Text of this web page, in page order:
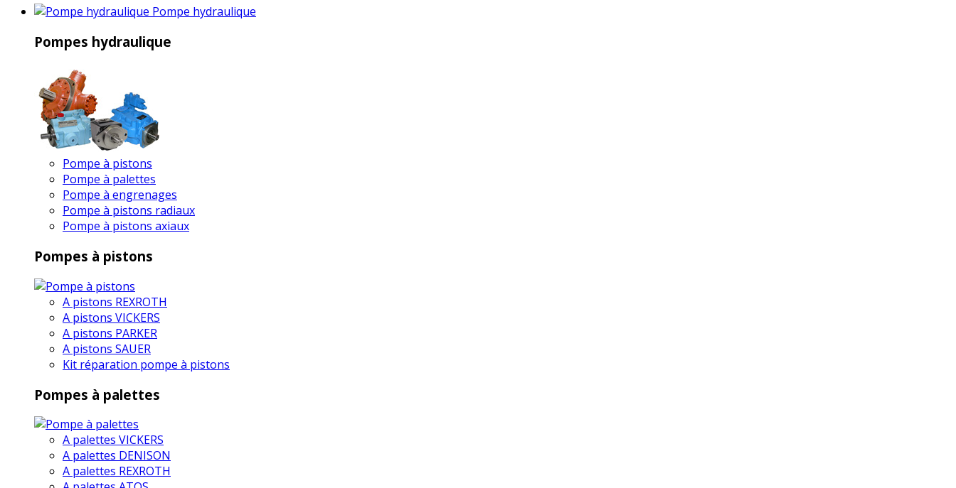
Pompe hydraulique
Pompes hydraulique
Pompe à pistons
Pompe à palettes
Pompe à engrenages
Pompe à pistons radiaux
Pompe à pistons axiaux
Pompes à pistons
A pistons REXROTH
A pistons VICKERS
A pistons PARKER
A pistons SAUER
Kit réparation pompe à pistons
Pompes à palettes
A palettes VICKERS
A palettes DENISON
A palettes REXROTH